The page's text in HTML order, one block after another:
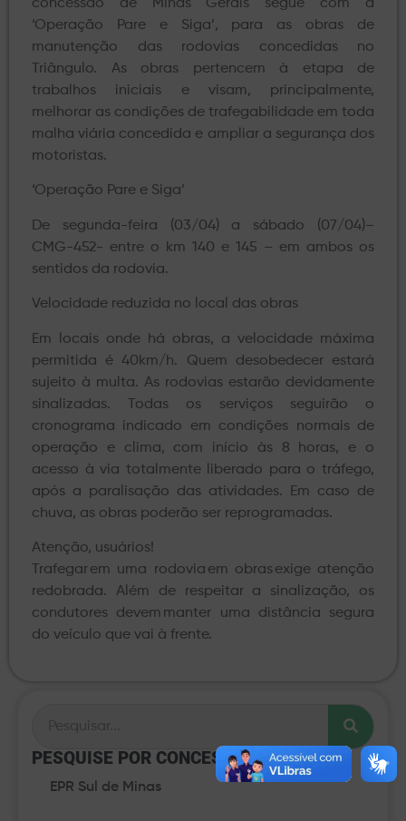
PESQUISE POR CONCESSÃO​
EPR Sul de Minas
concessão de Minas Gerais segue com a
‘Operação Pare e Siga’, para as obras de
manutenção das rodovias concedidas no
Triângulo. As obras pertencem à etapa de
trabalhos iniciais e visam, principalmente,
melhorar as condições de trafegabilidade em toda
malha viária concedida e ampliar a segurança dos
motoristas.
‘Operação Pare e Siga’
De segunda-feira (03/04) a sábado (07/04)–
CMG-452- entre o km 140 e 145 – em ambos os
sentidos da rodovia.
Velocidade reduzida no local das obras
Em locais onde há obras, a velocidade máxima
permitida é 40km/h. Quem desobedecer estará
sujeito à multa. As rodovias estarão devidamente
sinalizadas. Todas os serviços seguirão o
cronograma indicado em condições normais de
operação e clima, com início às 8 horas, e o
acesso à via totalmente liberado para o tráfego,
após a paralisação das atividades. Em caso de
chuva, as obras poderão ser reprogramadas.
Atenção, usuários!
Trafegar em uma rodovia em obras exige atenção
redobrada. Além de respeitar a sinalização, os
condutores devem manter uma distância segura
do veículo que vai à frente.